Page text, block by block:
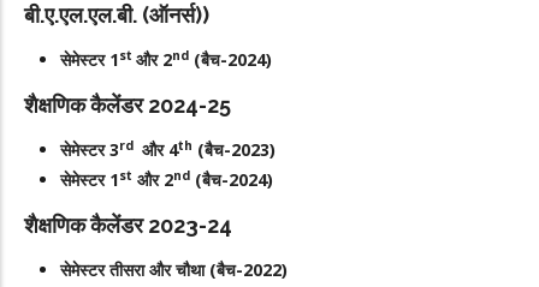
बी.ए.एल.एल.बी. (ऑनर्स))
सेमेस्टर 1st और 2nd (बैच-2024)
शैक्षणिक कैलेंडर 2024-25
सेमेस्टर 3rd और 4th (बैच-2023)
सेमेस्टर 1st और 2nd (बैच-2024)
शैक्षणिक कैलेंडर 2023-24
सेमेस्टर तीसरा और चौथा (बैच-2022)